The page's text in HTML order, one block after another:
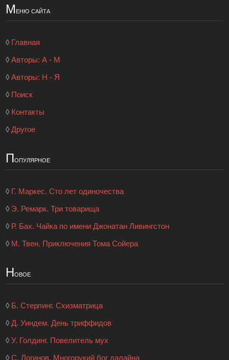
Меню сайта
◊ Главная
◊Авторы: А - М
◊Авторы: Н - Я
◊ Поиск
◊ Контакты
◊Другое
Популярное
◊ Г. Маркес. Сто лет одиночества
◊ Э. Ремарк. Три товарища
◊ Р. Бах. Чайка по имени Джонатан Ливингстон
◊ М. Твен. Приключения Тома Сойера
Новое
◊ Б. Стерлинг. Схизматрица
◊Д. Уиндем. День триффидов
◊У. Голдинг. Повелитель мух
◊С. Логинов. Многорукий бог далайна